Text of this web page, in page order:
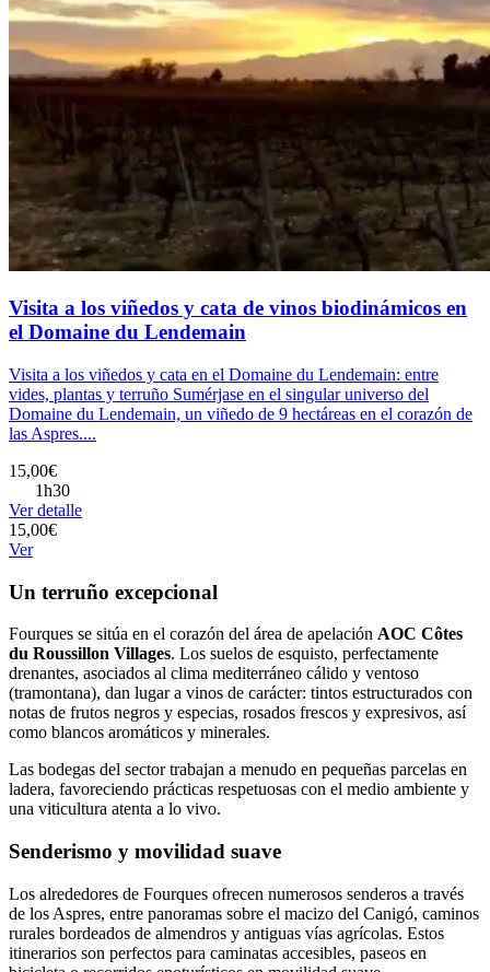
Visita a los viñedos y cata de vinos biodinámicos en
el Domaine du Lendemain
Visita a los viñedos y cata en el Domaine du Lendemain: entre
vides, plantas y terruño Sumérjase en el singular universo del
Domaine du Lendemain, un viñedo de 9 hectáreas en el corazón de
las Aspres....
15,00€
1h30
Ver detalle
15,00€
Ver
Un terruño excepcional
Fourques se sitúa en el corazón del área de apelación AOC Côtes
du Roussillon Villages. Los suelos de esquisto, perfectamente
drenantes, asociados al clima mediterráneo cálido y ventoso
(tramontana), dan lugar a vinos de carácter: tintos estructurados con
notas de frutos negros y especias, rosados frescos y expresivos, así
como blancos aromáticos y minerales.
Las bodegas del sector trabajan a menudo en pequeñas parcelas en
ladera, favoreciendo prácticas respetuosas con el medio ambiente y
una viticultura atenta a lo vivo.
Senderismo y movilidad suave
Los alrededores de Fourques ofrecen numerosos senderos a través
de los Aspres, entre panoramas sobre el macizo del Canigó, caminos
rurales bordeados de almendros y antiguas vías agrícolas. Estos
itinerarios son perfectos para caminatas accesibles, paseos en